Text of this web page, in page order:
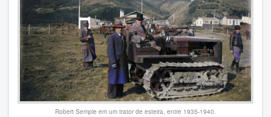
Robert Semple em um trator de esteira, entre 1935-1940.